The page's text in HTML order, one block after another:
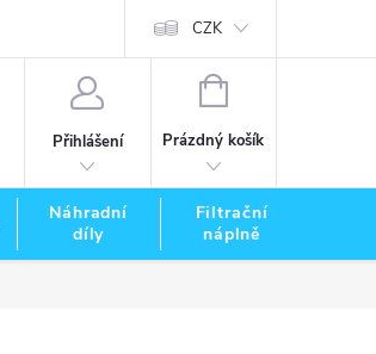
CZK
Přihlášení
NÁKUPNÍ
Prázdný košík
Náhradní
díly
Filtrační
náplně